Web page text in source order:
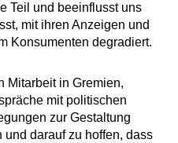
Teil und beeinflusst uns
mit ihren Anzeigen und
Konsumenten degradiert.
Mitarbeit in Gremien,
mit politischen
zur Gestaltung
darauf zu hoffen, dass